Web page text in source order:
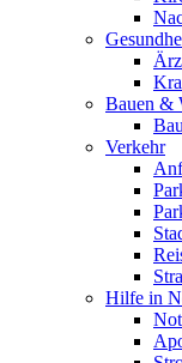
Bauen &
Verkehr
Hilfe in